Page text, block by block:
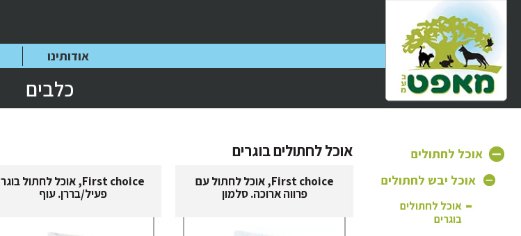
אודותינו
כלבים
אוכל לחתולים
אוכל יבש לחתולים
אוכל לחתולים
בוגרים
אוכל לחתולים בוגרים
First choice, אוכל לחתול עם
פרווה ארוכה. סלמון
First choice, אוכל לחתול בוגר
פעיל/בררן. עוף